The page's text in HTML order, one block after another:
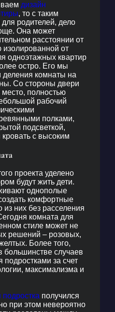
дизайн
, то с таким
родителей, дело
Она может
расстоянии от
изолированной от
одноэтажных квартир
остро. Его мы
комнаты на
Со стороны двери
место, полностью
рабочий
полками,
подсветкой,
с высоким
проекта уделено
будут жить дети.
однополые
комфортные
из них без расселения
комната для
стилеможет не
решений – розовых,
Более того,
большинстве случаев
подростками за счет
максимализма и
получился
при этом невероятно